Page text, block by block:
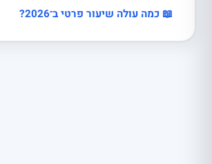
📖 כמה עולה שיעור פרטי ב־2026?